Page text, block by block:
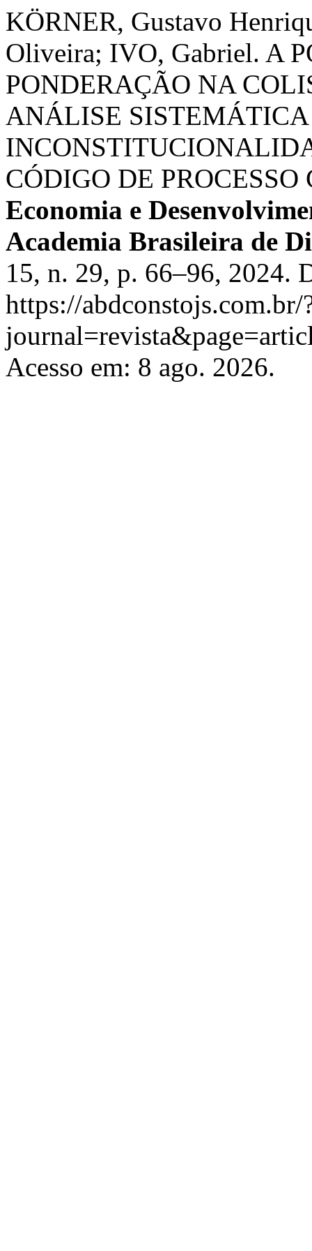
KÖRNER, Gustavo
Oliveira; IVO, Gabriel. A
PONDERAÇÃO NA
ANÁLISE SISTEMÁTICA
CÓDIGO DE
Economia e
Academia Brasileira de
15, n. 29, p. 66–96, 2024.
https://abdconstojs.com.br/
Acesso em: 8 ago. 2026.